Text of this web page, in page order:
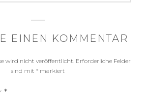
EINEN KOMMENTAR
wird nicht veröffentlicht. Erforderliche Felder
sind mit * markiert
*